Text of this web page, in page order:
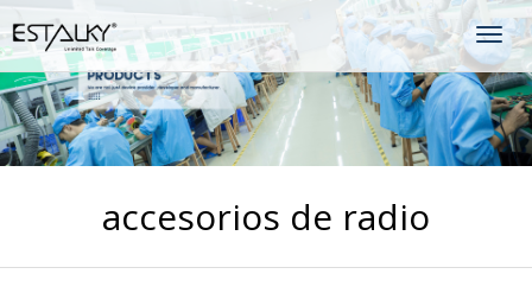
accesorios de radio